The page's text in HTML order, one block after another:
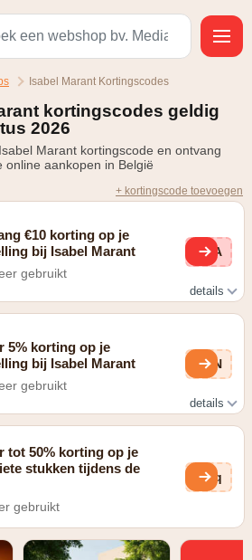
Isabel Marant Kortingscodes
kortingscodes geldig
2026
Marant kortingscode en ontvang
online aankopen in België
+ kortingscode toevoegen
€10 korting op je
bij Isabel Marant
gebruikt
VIA
details
5% korting op je
bij Isabel Marant
gebruikt
7dN
details
tot 50% korting op je
stukken tijdens de
gebruikt
Ikq